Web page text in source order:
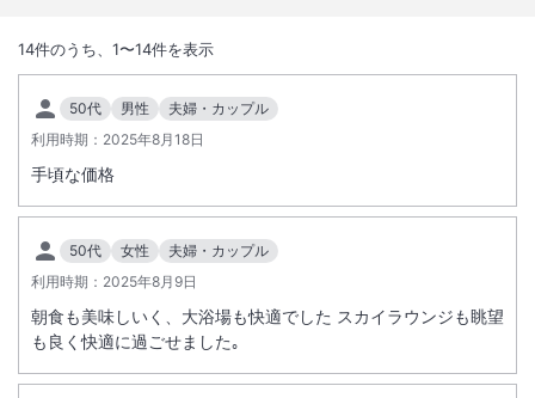
人気の博多エリアで博多駅へ徒歩１０分。福岡空港国際線ターミナルか
ら世界一近く、車で最速１０分。大浴場で１日の疲れを癒せます。
大浴場あり
14件のうち、 1〜14件を表示
50代 男性
夫婦・カップル
利用時期： 2025年8月18日
手頃な価格
50代 女性
夫婦・カップル
利用時期： 2025年8月9日
朝食も美味しいく、大浴場も快適でした スカイラウンジも眺望
も良く快適に過ごせました｡